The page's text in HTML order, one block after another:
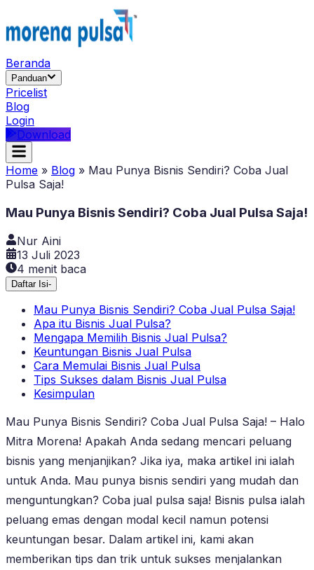
Beranda
Panduan
Pricelist
Blog
Login
Download
Home » Blog » Mau Punya Bisnis Sendiri? Coba Jual
Pulsa Saja!
Mau Punya Bisnis Sendiri? Coba Jual Pulsa Saja!
Nur Aini
13 Juli 2023
4 menit baca
Daftar Isi-
Mau Punya Bisnis Sendiri? Coba Jual Pulsa Saja!
Apa itu Bisnis Jual Pulsa?
Mengapa Memilih Bisnis Jual Pulsa?
Keuntungan Bisnis Jual Pulsa
Cara Memulai Bisnis Jual Pulsa
Tips Sukses dalam Bisnis Jual Pulsa
Kesimpulan
Mau Punya Bisnis Sendiri? Coba Jual Pulsa Saja! – Halo
Mitra Morena! Apakah Anda sedang mencari peluang
bisnis yang menjanjikan? Jika iya, maka artikel ini ialah
untuk Anda. Mau punya bisnis sendiri yang mudah dan
menguntungkan? Coba jual pulsa saja! Bisnis pulsa ialah
peluang emas dengan modal kecil namun potensi
keuntungan besar. Dalam artikel ini, kami akan
memberikan tips dan trik untuk sukses menjalankan